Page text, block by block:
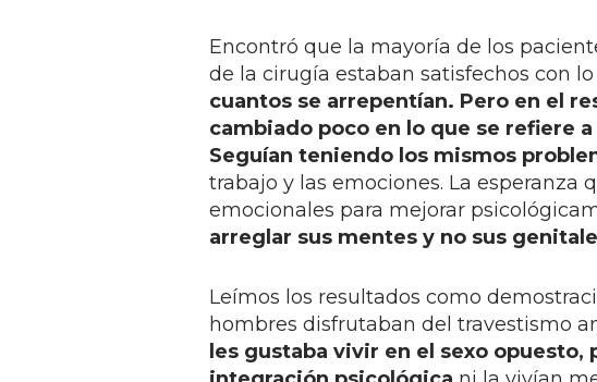
Encontró que la mayoría de los
de la cirugía estaban satisfechos con
cuantos se arrepentían. Pero en el
cambiado poco en lo que se refiere
Seguían teniendo los mismos
trabajo y las emociones. La esperanza
emocionales para mejorar
arreglar sus mentes y no sus
Leímos los resultados como
hombres disfrutaban del travestismo
les gustaba vivir en el sexo